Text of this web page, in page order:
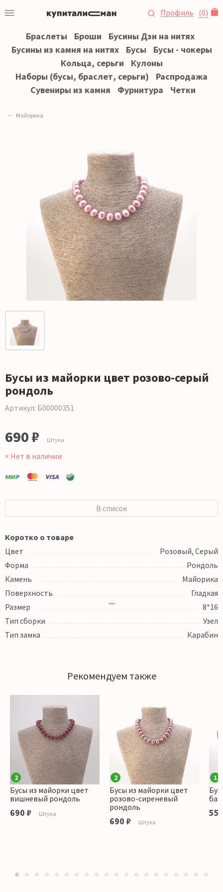
Профиль (0)
Браслеты Броши
Бусины Дзи на нитях
Бусины из камня на нитях
Бусы
Бусы - чокеры
Кольца, серьги
Кулоны
Наборы (бусы, браслет, серьги)
Распродажа
Сувениры из камня
Фурнитура Четки
Майорика
Бусы из майорки цвет розово-серый
рондоль
Артикул: Б00000351
690 ₽ Штука
× Нет в наличии
В список
Коротко о товаре
Цвет
Розовый, Серый
Форма
Рондоль
Камень
Майорика
Поверхность
Гладкая
Размер
8*16
Тип сборки
Узел
Тип замка
Карабин
Рекомендуем также
2
Бусы из майорки цвет
вишневый рондоль
690 ₽ Штука
2
Бусы из майорки цвет
розово-сиреневый
рондоль
690 ₽ Штука
1